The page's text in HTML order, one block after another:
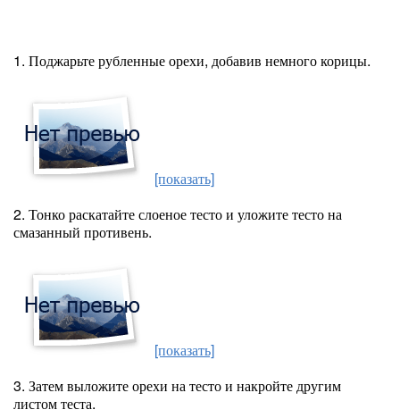
1. Поджарьте рубленные орехи, добавив немного корицы.
[показать]
2. Тонко раскатайте слоеное тесто и уложите тесто на
смазанный противень.
[показать]
3. Затем выложите орехи на тесто и накройте другим
листом теста.